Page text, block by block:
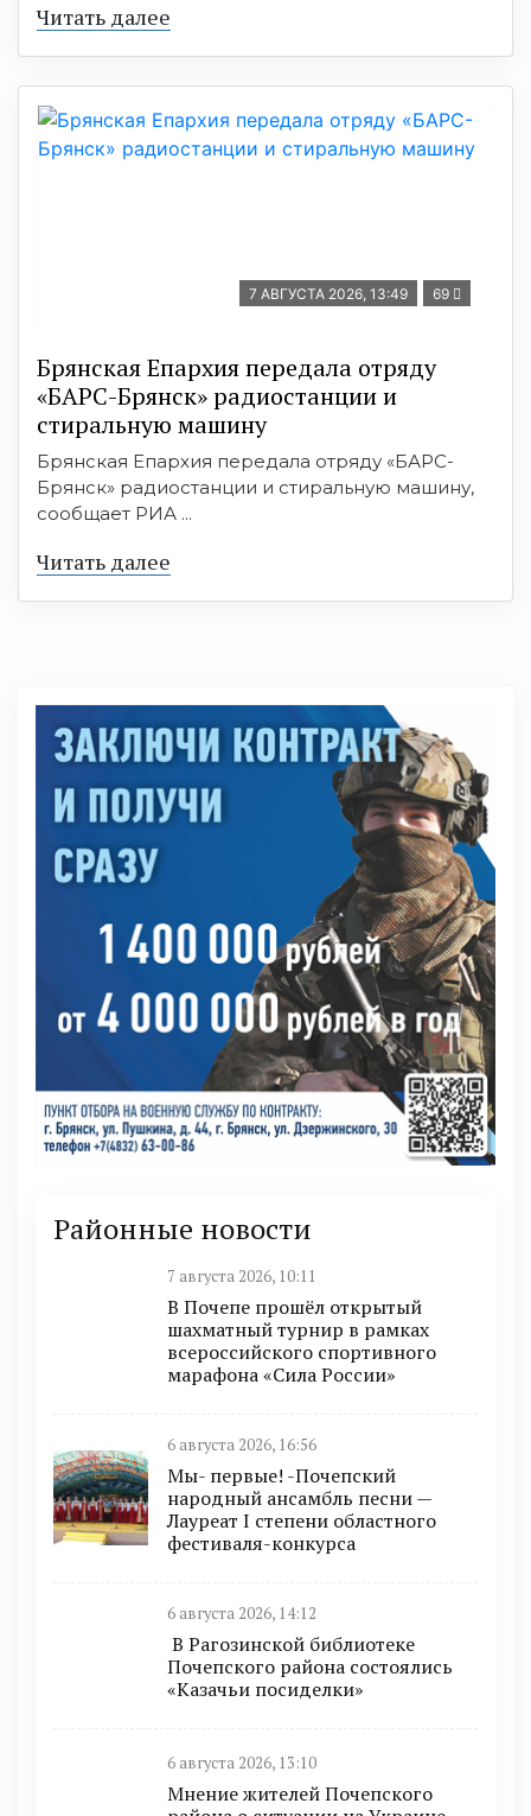
Читать далее
7 АВГУСТА 2026, 13:49 69
Брянская Епархия передала отряду
«БАРС-Брянск» радиостанции и
стиральную машину
Брянская Епархия передала отряду «БАРС-
Брянск» радиостанции и стиральную машину,
сообщает РИА ...
Читать далее
Районные новости
7 августа 2026, 10:11
В Почепе прошёл открытый
шахматный турнир в рамках
всероссийского спортивного
марафона «Сила России»
6 августа 2026, 16:56
Мы- первые! -Почепский
народный ансамбль песни —
Лауреат I степени областного
фестиваля-конкурса
6 августа 2026, 14:12
В Рагозинской библиотеке
Почепского района состоялись
«Казачьи посиделки»
6 августа 2026, 13:10
Мнение жителей Почепского